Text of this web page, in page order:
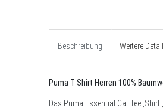
Beschreibung Weitere
Puma T Shirt Herren 100%
Das Puma Essential Cat Tee , Shirt